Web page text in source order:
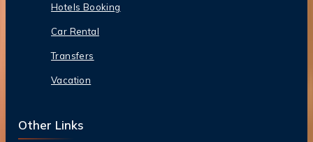
Hotels Booking
Car Rental
Transfers
Vacation
Other Links